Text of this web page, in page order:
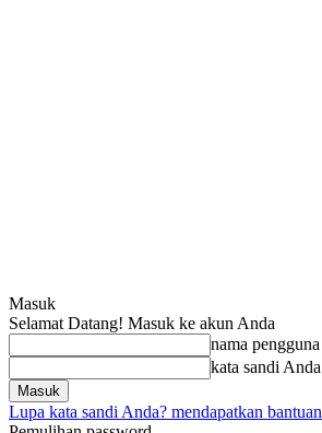
Masuk
Selamat Datang! Masuk ke akun Anda
nama pengguna
kata sandi Anda
Lupa kata sandi Anda? mendapatkan bantuan